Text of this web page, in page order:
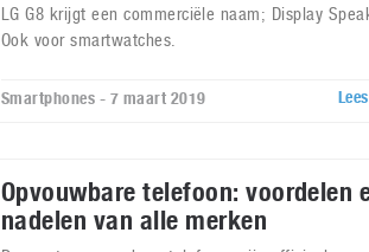
LG G8 krijgt een commerciële naam; Display
Ook voor smartwatches.
Smartphones - 7 maart 2019
Opvouwbare telefoon: voordelen
nadelen van alle merken